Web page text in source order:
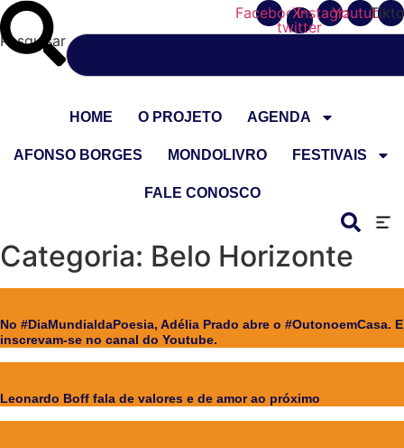
Ir
para
Facebook
X-
twitter
Instagram
Youtube
Pesquisar
HOME O PROJETO AGENDA
AFONSO BORGES MONDOLIVRO FESTIVAIS
FALE CONOSCO
Categoria: Belo Horizonte
No #DiaMundialdaPoesia, Adélia Prado abre o #OutonoemCasa. E
inscrevam-se no canal do Youtube.
Leonardo Boff fala de valores e de amor ao próximo